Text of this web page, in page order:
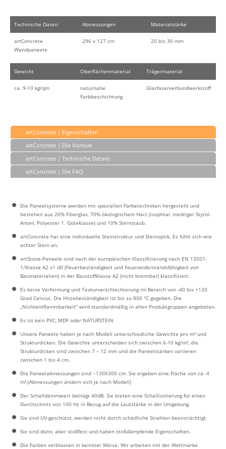
Technische Daten: Abmessungen Materialstärke
artConcrete
Wandpaneele
296 x 127 cm 20 bis 30 mm
Gewicht Oberflächenmaterial Trägermaterial
ca. 9-10 kg/qm
naturnahe
Farbbeschichtung
Glasfaserverbundwerkstoff
artConcrete | Eigenschaften
artConcrete | Die Vorteile
artConcrete | Technische Details
artConcrete | Die FAQ
Die Paneelsysteme werden mit speziellen Färbetechniken hergestellt und
bestehen aus 20% Fiberglas, 70% ökologischem Harz (isophtal, niedriger Styrol-
Anteil, Polyester 1. Güteklasse) und 10% Steinstaub.
artConcrete hat eine individuelle Steinstruktur und Steinoptik. Es fühlt sich wie
echter Stein an.
artStone-Paneele sind nach der europäischen Klassifizierung nach EN 13501-
1/Klasse A2 s1 d0 (Feuerbeständigkeit und Feuerwiderstandsfähigkeit von
Baumaterialien) in der Baustoffklasse A2 (nicht brennbar) klassifiziert.
Es keine Verformung und Texturverschlechterung im Bereich von -40 bis +120
Grad Celsius. Die Hitzebeständigkeit ist bis zu 800 °C gegeben. Die
„Nichtentflammbarkeit” wird standardmäßig in allen Produktgruppen angeboten.
Es ist kein PVC, MDF oder NATURSTEIN
Unsere Paneele haben je nach Modell unterschiedliche Gewichte pro m² und
Strukturdicken. Die Gewichte unterscheiden sich zwischen 6-10 kg/m², die
Strukturdicken sind zwischen 7 – 12 mm und die Paneelstärken variieren
zwischen 1 bis 4 cm.
Die Paneelabmessungen sind ~130X300 cm. Sie ergeben eine Fläche von ca. 4
m².(Abmessungen ändern sich je nach Modell)
Der Schalldämmwert beträgt 40dB. Sie bieten eine Schallisolierung für einen
Durchschnitt von 100 Hz in Bezug auf die Lautstärke in der Umgebung.
Sie sind UV-geschützt, werden nicht durch schädliche Strahlen beeinträchtigt.
Sie sind dünn, aber stoßfest und haben stoßdämpfende Eigenschaften.
Die Farben verblassen in keinster Weise. Wir arbeiten mit der Weltmarke